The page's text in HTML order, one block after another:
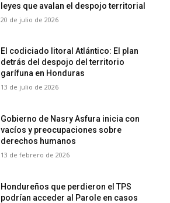
leyes que avalan el despojo territorial
20 de julio de 2026
El codiciado litoral Atlántico: El plan
detrás del despojo del territorio
garífuna en Honduras
13 de julio de 2026
Gobierno de Nasry Asfura inicia con
vacíos y preocupaciones sobre
derechos humanos
13 de febrero de 2026
Hondureños que perdieron el TPS
podrían acceder al Parole en casos